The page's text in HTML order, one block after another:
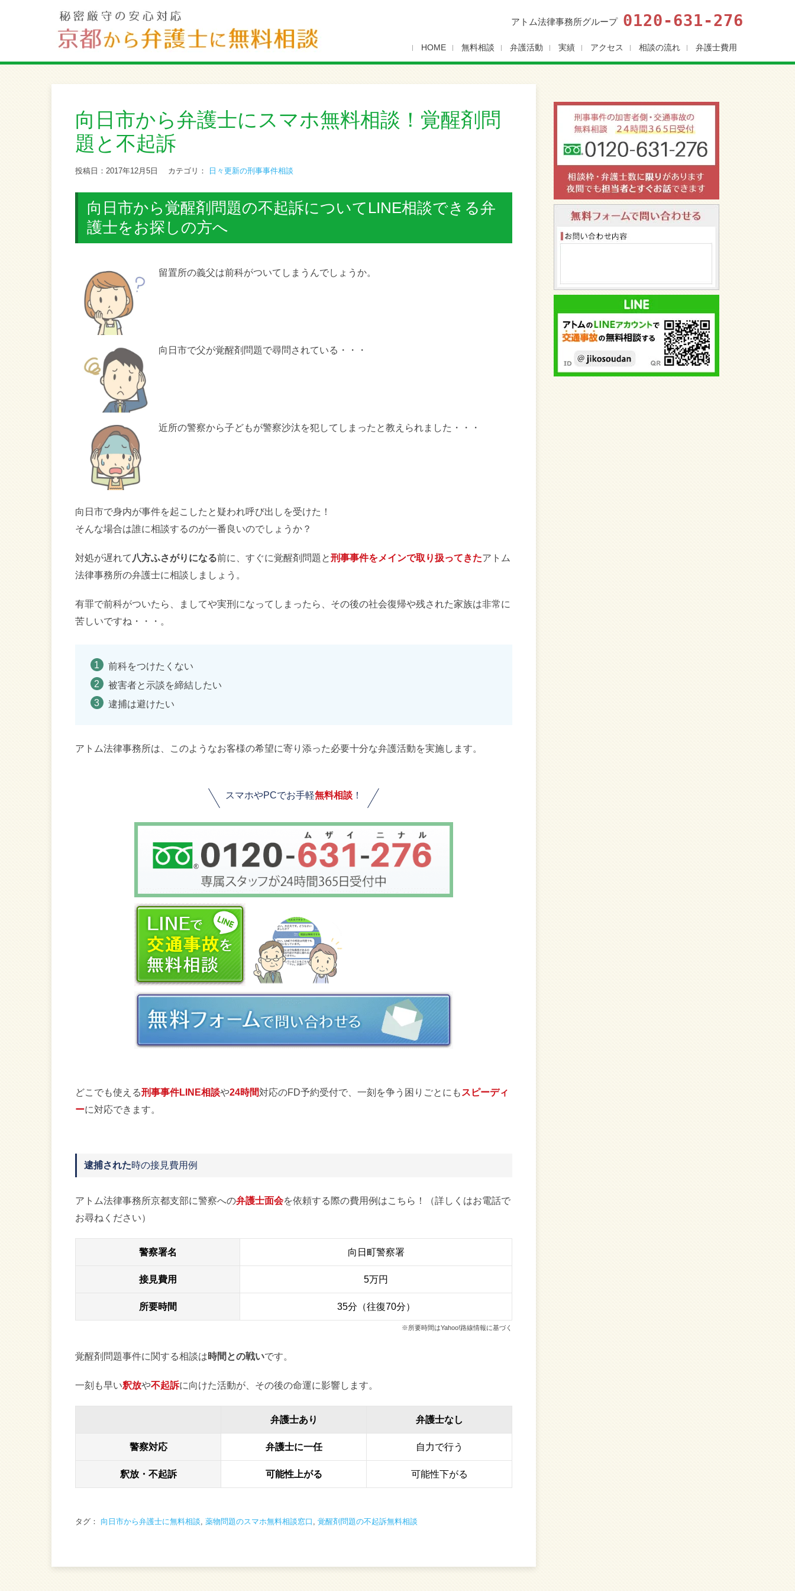
アトム法律事務所グループ 0120-631-276
HOME 無料相談 弁護活動 実績 アクセス 相談の流れ 弁護士費用
向日市から弁護士にスマホ無料相談！覚醒剤問
題と不起訴
投稿日：2017年12月5日 カテゴリ： 日々更新の刑事事件相談
向日市から覚醒剤問題の不起訴についてLINE相談できる弁
護士をお探しの方へ
留置所の義父は前科がついてしまうんでしょうか。
向日市で父が覚醒剤問題で尋問されている・・・
近所の警察から子どもが警察沙汰を犯してしまったと教えられました・・・
向日市で身内が事件を起こしたと疑われ呼び出しを受けた！
そんな場合は誰に相談するのが一番良いのでしょうか？
対処が遅れて 八方ふさがりになる前に、すぐに覚醒剤問題と刑事事件をメインで取り扱ってきたアトム
法律事務所の弁護士に相談しましょう。
有罪で前科がついたら、ましてや実刑になってしまったら、その後の社会復帰や残された家族は非常に
苦しいですね・・・。
前科をつけたくない
被害者と示談を締結したい
逮捕は避けたい
アトム法律事務所は、このようなお客様の希望に寄り添った必要十分な弁護活動を実施します。
スマホやPCでお手軽無料相談 ！
どこでも使える刑事事件LINE相談や24時間対応のFD予約受付で、一刻を争う困りごとにも スピーディ
ーに対応できます。
逮捕された時の接見費用例
アトム法律事務所京都支部に警察への弁護士面会を依頼する際の費用例はこちら！（詳しくはお電話で
お尋ねください）
警察署名 向日町警察署
接見費用 5万円
所要時間 35分（往復70分）
※所要時間はYahoo!路線情報に基づく
覚醒剤問題事件に関する相談は時間との戦いです。
一刻も早い釈放や不起訴に向けた活動が、その後の命運に影響します。
弁護士あり 弁護士なし
警察対応 弁護士に一任 自力で行う
釈放・不起訴 可能性上がる 可能性下がる
タグ： 向日市から弁護士に無料相談 薬物問題のスマホ無料相談窓口 覚醒剤問題の不起訴無料相談